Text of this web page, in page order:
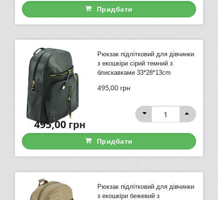
Придбати
Рюкзак підлітковий для дівчинки
з екошкіри сірий темний з
блискавками 33*28*13cm
495,00 грн
495,00грн
Придбати
Рюкзак підлітковий для дівчинки
з екошкіри бежевий з